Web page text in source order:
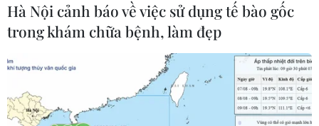
Hà Nội cảnh báo về việc sử dụng tế bào gốc
trong khám chữa bệnh, làm đẹp